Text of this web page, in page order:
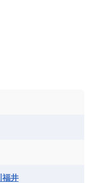
福井